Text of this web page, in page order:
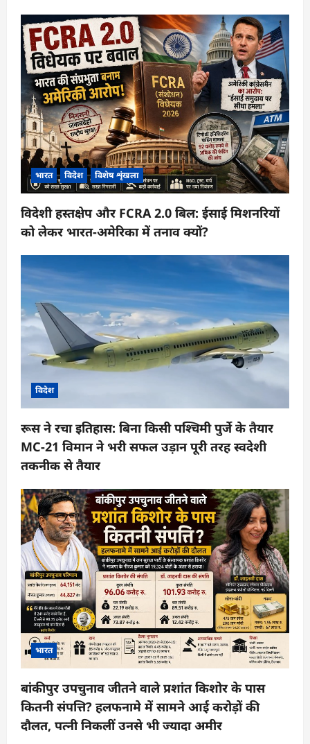
भारत विदेश विशेष शृंखला
विदेशी हस्तक्षेप और FCRA 2.0 बिल: ईसाई मिशनरियों
को लेकर भारत-अमेरिका में तनाव क्यों?
विदेश
रूस ने रचा इतिहास: बिना किसी पश्चिमी पुर्जे के तैयार
MC-21 विमान ने भरी सफल उड़ान पूरी तरह स्वदेशी
तकनीक से तैयार
भारत
बांकीपुर उपचुनाव जीतने वाले प्रशांत किशोर के पास
कितनी संपत्ति? हलफनामे में सामने आई करोड़ों की
दौलत, पत्नी निकलीं उनसे भी ज्यादा अमीर